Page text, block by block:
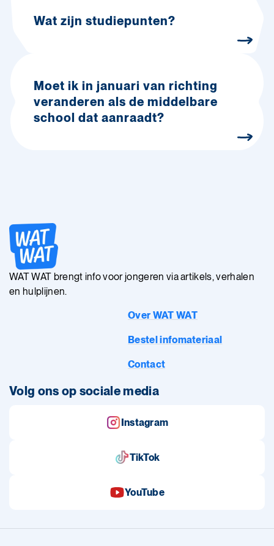
Wat zijn studiepunten?
Moet ik in januari van richting
veranderen als de middelbare
school dat aanraadt?
WAT WAT brengt info voor jongeren via artikels, verhalen
en hulplijnen.
Over WAT WAT
Bestel infomateriaal
Contact
Volg ons op sociale media
Instagram
TikTok
YouTube